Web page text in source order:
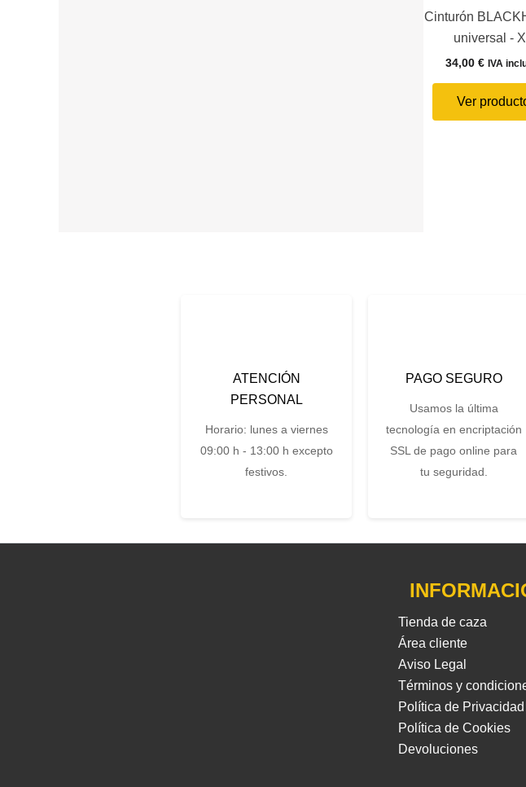
Cinturón
universal -
34,00€ IVA
Ver
ATENCIÓN
PERSONAL
Horario: lunes a viernes
09:00 h - 13:00 h excepto
festivos.
PAGO SEGURO
Usamos la última
tecnología en encriptación
SSL de pago online para
tu seguridad.
Tienda de caza
Área cliente
Aviso Legal
Términos y
Política de
Política de Cookies
Devoluciones